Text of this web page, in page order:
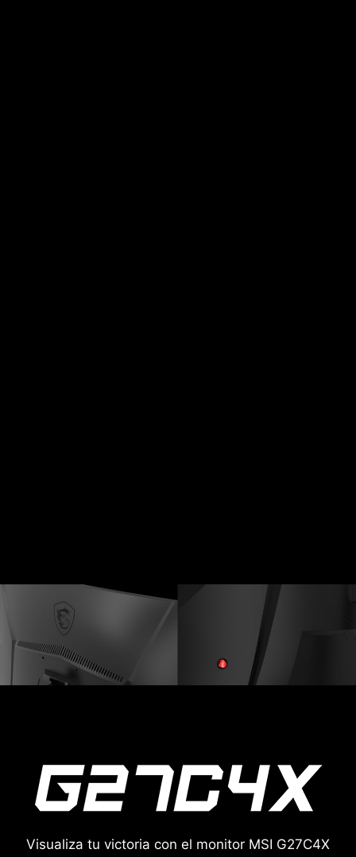
Visualiza tu victoria con el monitor MSI G27C4X